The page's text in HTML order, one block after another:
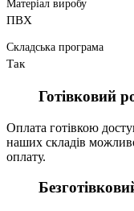
Матеріал виробу
ПВХ
Складська програма
Так
Готівковий
Оплата готівкою
наших складів
оплату.